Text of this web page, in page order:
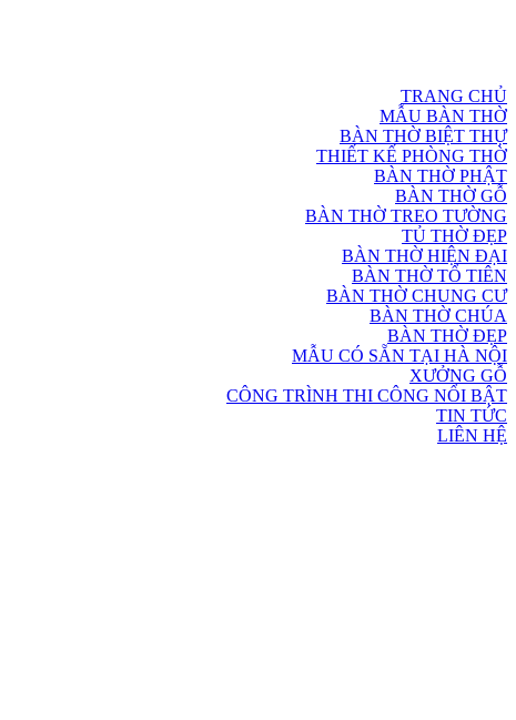
TRANG CHỦ
MẪU BÀN THỜ
BÀN THỜ BIỆT THỰ
THIẾT KẾ PHÒNG THỜ
BÀN THỜ PHẬT
BÀN THỜ GỖ
BÀN THỜ TREO TƯỜNG
TỦ THỜ ĐẸP
BÀN THỜ HIỆN ĐẠI
BÀN THỜ TỔ TIÊN
BÀN THỜ CHUNG CƯ
BÀN THỜ CHÚA
BÀN THỜ ĐẸP
MẪU CÓ SẴN TẠI HÀ NỘI
XƯỞNG GỖ
CÔNG TRÌNH THI CÔNG NỔI BẬT
TIN TỨC
LIÊN HỆ